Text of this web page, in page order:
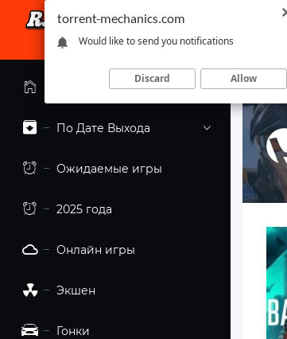
Главная страница
По Дате Выхода
Ожидаемые игры
2025 года
Онлайн игры
Экшен
Гонки
torrent-mechanics.com
Would like to send you notifications
Discard Allow